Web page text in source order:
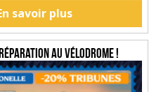
savoir plus
au Vélodrome !